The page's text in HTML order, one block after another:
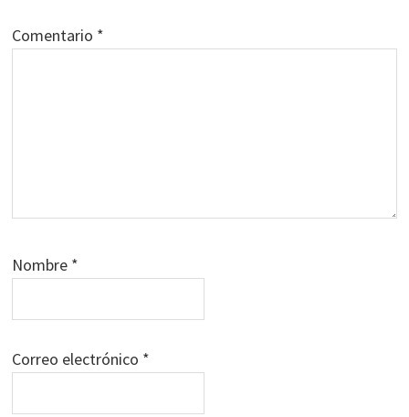
Comentario *
Nombre *
Correo electrónico *